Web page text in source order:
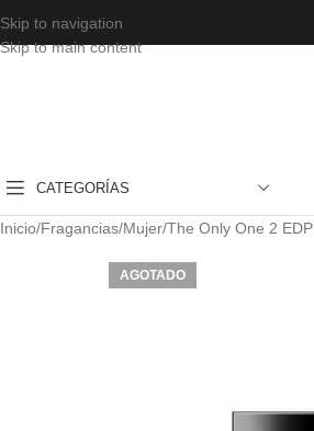
Skip to navigation
Skip to main content
CATEGORÍAS
Inicio Fragancias Mujer The Only One 2 EDP
AGOTADO